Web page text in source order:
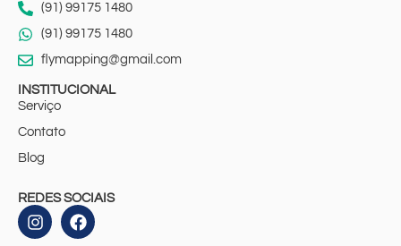
(91) 99175 1480
(91) 99175 1480
flymapping@gmail.com
INSTITUCIONAL
Serviço
Contato
Blog
REDES SOCIAIS